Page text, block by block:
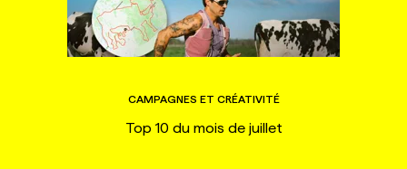
CAMPAGNES ET CRÉATIVITÉ
Top 10 du mois de juillet